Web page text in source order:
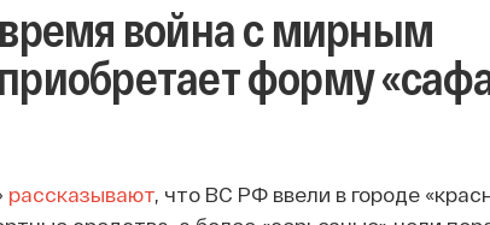
война с мирным
форму
рассказывают, что ВС РФ ввели в городе